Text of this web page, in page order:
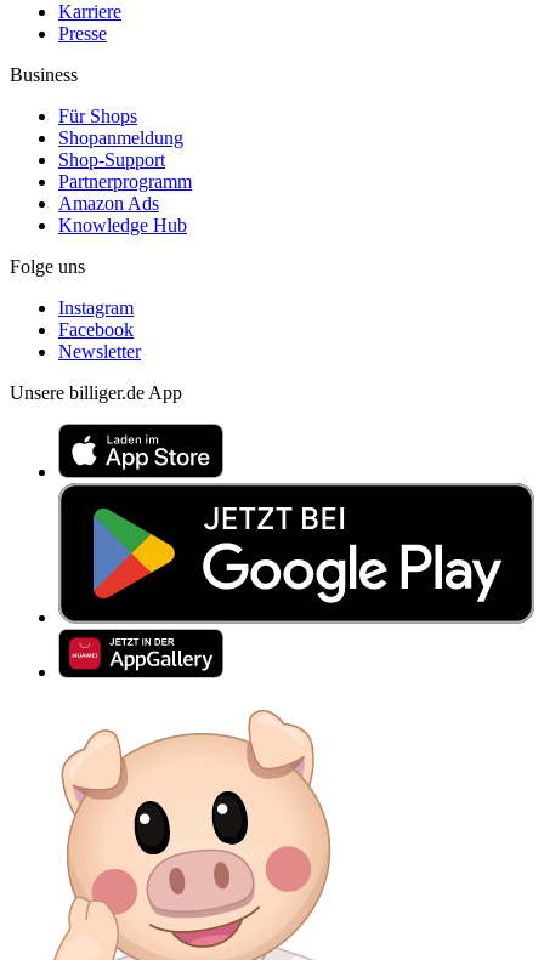
Karriere
Presse
Business
Für Shops
Shopanmeldung
Shop-Support
Partnerprogramm
Amazon Ads
Knowledge Hub
Folge uns
Instagram
Facebook
Newsletter
Unsere billiger.de App